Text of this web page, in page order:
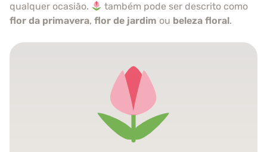
qualquer ocasião.
também pode ser descrito como
flor da primavera, flor de jardim ou beleza floral.